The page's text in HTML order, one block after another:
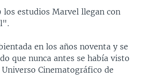
los estudios Marvel llegan con
en los años noventa y se
que nunca antes se había visto
Cinematográfico de